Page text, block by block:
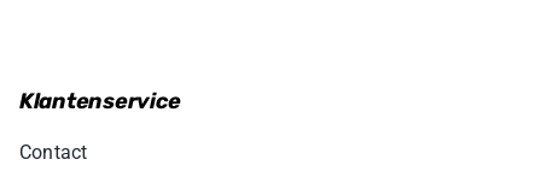
Klantenservice
Contact